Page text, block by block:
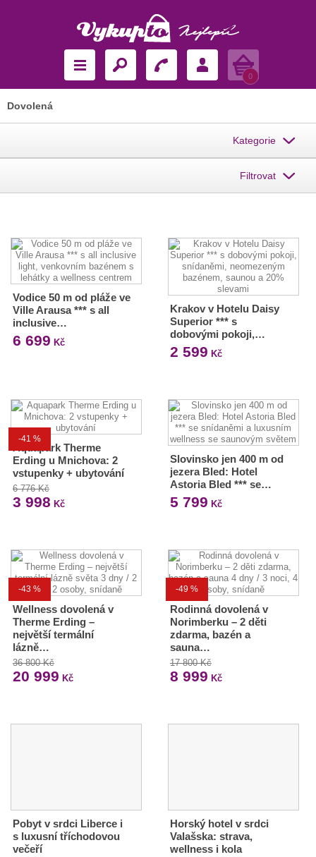
Košík
0
Dovolená
Kategorie
Filtrovat
Vodice 50 m od pláže ve
Ville Arausa *** s all
inclusive…
6 699 Kč
Krakov v Hotelu Daisy
Superior *** s
dobovými pokoji,…
2 599 Kč
-41 %
Aquapark Therme
Erding u Mnichova: 2
vstupenky + ubytování
6 776 Kč
3 998 Kč
Slovinsko jen 400 m od
jezera Bled: Hotel
Astoria Bled *** se…
5 799 Kč
-43 %
Wellness dovolená v
Therme Erding –
největší termální
lázně…
36 800 Kč
20 999 Kč
-49 %
Rodinná dovolená v
Norimberku – 2 děti
zdarma, bazén a
sauna…
17 800 Kč
8 999 Kč
Pobyt v srdci Liberce i
s luxusní tříchodovou
večeří
Horský hotel v srdci
Valašska: strava,
wellness i kola